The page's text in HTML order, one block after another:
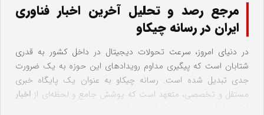
مرجع رصد و تحلیل آخرین اخبار فناوری
ایران در رسانه چیکاو
در دنیای امروز، سرعت تحولات دیجیتال در داخل کشور به قدری
شتابان است که پیگیری مداوم رویدادهای این حوزه به یک ضرورت
جدی تبدیل شده است. رسانه چیکاو به عنوان یک پایگاه خبری
مستقل و تخصصی، متعهد است که پوشش جامع و لحظه‌ای از اخبار